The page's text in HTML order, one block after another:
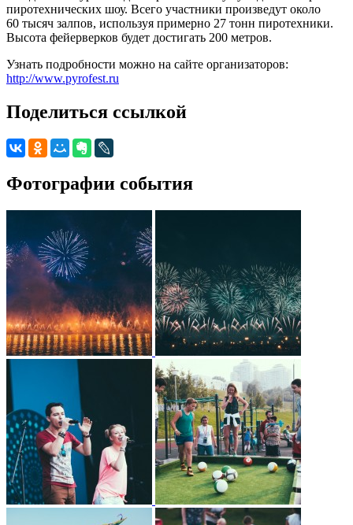
пиротехнических шоу. Всего участники произведут около
60 тысяч залпов, используя примерно 27 тонн пиротехники.
Высота фейерверков будет достигать 200 метров.
Узнать подробности можно на сайте организаторов:
http://www.pyrofest.ru
Поделиться ссылкой
Фотографии события